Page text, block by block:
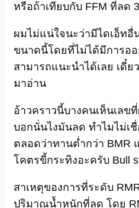
หรือถ้าเทียบกับ FFM ที่ลด
ผมไม่แน่ใจนะว่ามีไดเอ็ท
ขนาดนี้โดยที่ไม่ได้มีการออ
สามารถแนะนำได้เลย เดี๋
มาอ่าน
อ้าวคราวนี้บางคนเห็นเลข
บอกนั่นไงมันลด ทำไมไม่เชื่
ตลอดว่าทานต่ำกว่า BMR
โคตรขี้กระทิงอะครับ Bull
สาเหตุของการที่ระดับ
ปริมาณน้ำหนักที่ลด โดย